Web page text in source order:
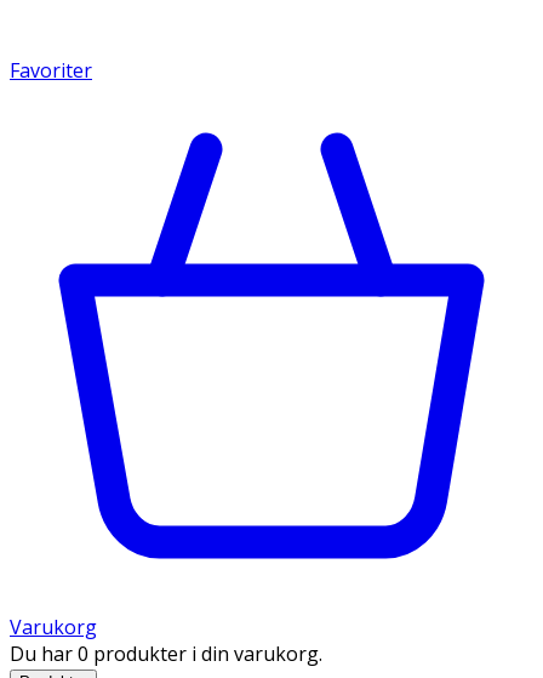
Favoriter
Varukorg
Du har 0 produkter i din varukorg.